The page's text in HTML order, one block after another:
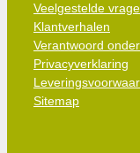
Veelgestelde
Klantverhalen
Verantwoord
Privacyverklaring
Sitemap